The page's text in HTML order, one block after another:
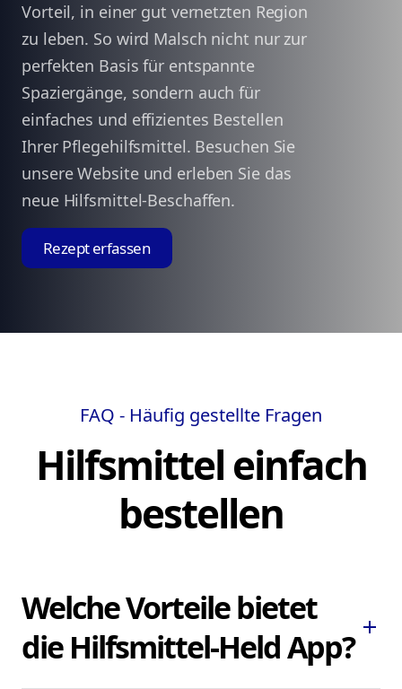
Vorteil, in einer gut vernetzten Region
zu leben. So wird Malsch nicht nur zur
perfekten Basis für entspannte
Spaziergänge, sondern auch für
einfaches und effizientes Bestellen
Ihrer Pflegehilfsmittel. Besuchen Sie
unsere Website und erleben Sie das
neue Hilfsmittel-Beschaffen.
Rezept erfassen
FAQ - Häufig gestellte Fragen
Hilfsmittel einfach
bestellen
Welche Vorteile bietet
die Hilfsmittel-Held App? add